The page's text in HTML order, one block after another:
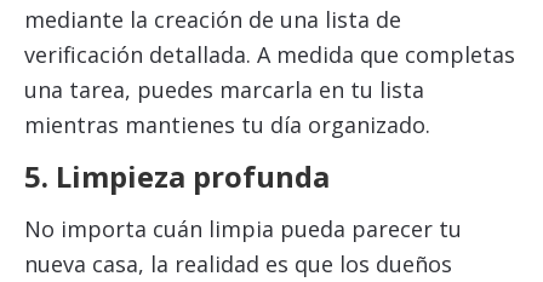
mediante la creación de una lista de
verificación detallada. A medida que completas
una tarea, puedes marcarla en tu lista
mientras mantienes tu día organizado.
5. Limpieza profunda
No importa cuán limpia pueda parecer tu
nueva casa, la realidad es que los dueños